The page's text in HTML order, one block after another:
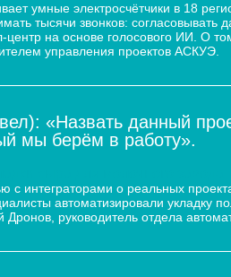
умные электросчётчики в 18
тысячи звонков:
центр на основе голосового ИИ. О
управления проектов АСКУЭ.
«Назвать данный
мы берём в работу».
с интеграторами о реальных
автоматизировали
Дронов, руководитель отдела